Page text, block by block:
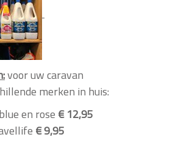
voor uw caravan
merken in huis:
en rose € 12,95
€ 9,95